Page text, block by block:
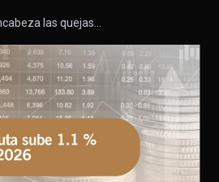
las quejas…